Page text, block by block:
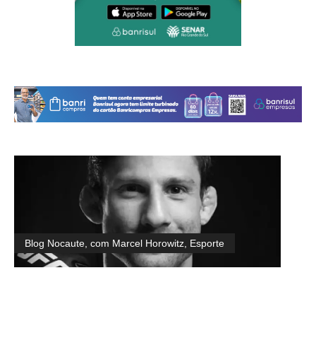
Blog Nocaute, com Marcel Horowitz Esporte